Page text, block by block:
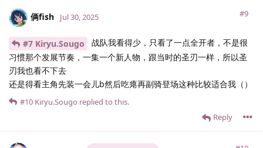
俩fish #9
Jul 30, 2025
#7 Kiryu.​Sougo
战队我看得少，只看了一点全开者，不是很
习惯那个发展节奏，一集一个新人物，跟当时的圣刃一样，所以圣
刃我也看不下去
还是得看主角先装一会儿b然后吃瘪再副骑登场这种比较适合我（）
Reply
#10 Kiryu.​Sougo replied to this.